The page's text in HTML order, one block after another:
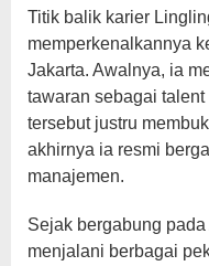
Titik balik karier
memperkenalkannya
Jakarta. Awalnya, ia
tawaran sebagai
tersebut justru
akhirnya ia resmi
manajemen.
Sejak bergabung
menjalani berbagai